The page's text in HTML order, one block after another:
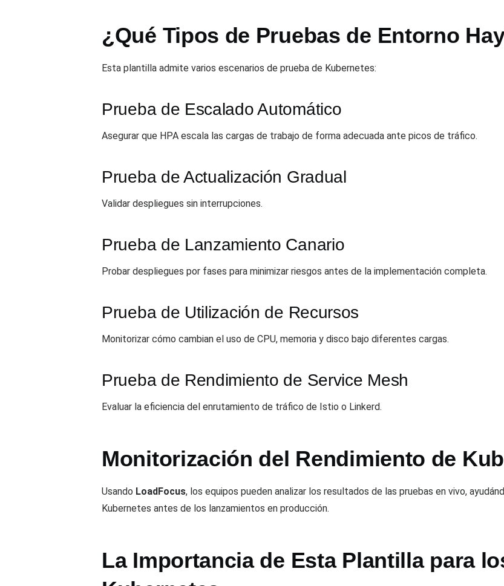
¿Qué Tipos de Pruebas de Entorno
Esta plantilla admite varios escenarios de prueba de Kubernetes:
Prueba de Escalado Automático
Asegurar que HPA escala las cargas de trabajo de forma adecuada ante picos de tráfico.
Prueba de Actualización Gradual
Validar despliegues sin interrupciones.
Prueba de Lanzamiento Canario
Probar despliegues por fases para minimizar riesgos antes de la implementación completa.
Prueba de Utilización de Recursos
Monitorizar cómo cambian el uso de CPU, memoria y disco bajo diferentes cargas.
Prueba de Rendimiento de Service Mesh
Evaluar la eficiencia del enrutamiento de tráfico de Istio o Linkerd.
Monitorización del Rendimiento de
Usando LoadFocus, los equipos pueden analizar los resultados de las pruebas en vivo,
Kubernetes antes de los lanzamientos en producción.
La Importancia de Esta Plantilla para